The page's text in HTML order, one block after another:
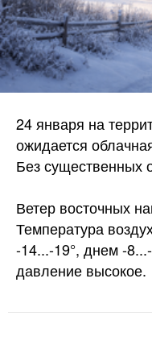
24 января на
ожидается
Без существенных
Ветер восточных
Температура
-14...-19°, днем -
давление высокое.